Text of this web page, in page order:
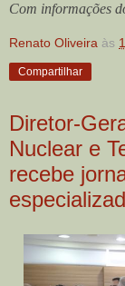
Com informações
Renato Oliveira às
Compartilhar
Diretor-
Nuclear e
recebe